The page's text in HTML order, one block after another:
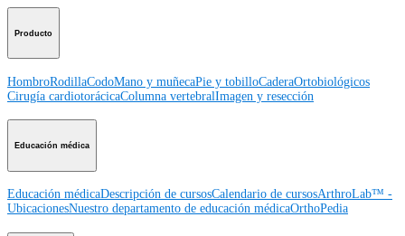
Producto
HombroRodillaCodoMano y muñecaPie y tobilloCaderaOrtobiológicos
Cirugía cardiotorácicaColumna vertebralImagen y resección
Educación médica
Educación médicaDescripción de cursosCalendario de cursosArthroLab™ -
UbicacionesNuestro departamento de educación médicaOrthoPedia